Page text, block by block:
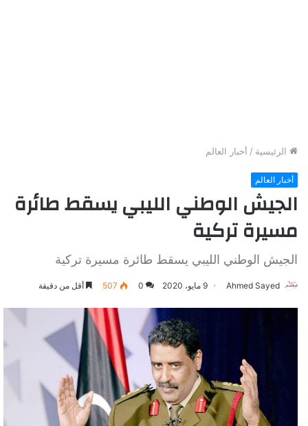
الرئيسية / أخبار العالم
أخبار العالم
الجيش الوطني الليبي يسقط طائرة
مسيرة تركية
الجيش الوطني الليبي يسقط طائرة مسيرة تركية
Ahmed Sayed 9 مايو، 2020 0
507 أقل من دقيقة